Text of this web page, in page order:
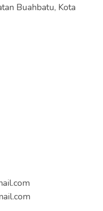
Buahbatu, Kota